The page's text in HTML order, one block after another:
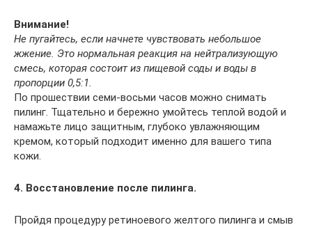
Внимание!
Не пугайтесь, если начнете чувствовать небольшое
жжение. Это нормальная реакция на нейтрализующую
смесь, которая состоит из пищевой соды и воды в
пропорции 0,5:1.
По прошествии семи-восьми часов можно снимать
пилинг. Тщательно и бережно умойтесь теплой водой и
намажьте лицо защитным, глубоко увлажняющим
кремом, который подходит именно для вашего типа
кожи.
4. Восстановление после пилинга.
Пройдя процедуру ретиноевого желтого пилинга и смыв